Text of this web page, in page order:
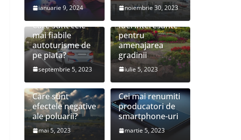
ianuarie 9, 2024 noiembrie 30, 2023
Care sunt cele
mai fiabile
autoturisme de
pe piata?
septembrie 5, 2023
Idei interesante
pentru
amenajarea
gradinii
iulie 5, 2023
Care sunt
efectele negative
ale poluarii?
mai 5, 2023
Cei mai renumiti
producatori de
smartphone-uri
martie 5, 2023